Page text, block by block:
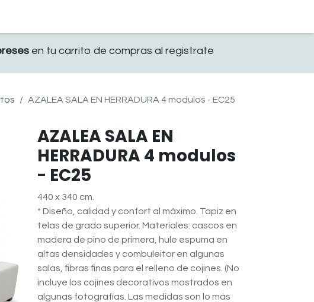
en tu carrito de compras al registrate
AZALEA SALA EN HERRADURA 4 modulos - EC25
AZALEA SALA EN
HERRADURA 4 modulos
- EC25
440 x 340 cm.
* Diseño, calidad y confort al máximo. Tapiz en
telas de grado superior. Materiales: cascos en
madera de pino de primera, hule espuma en
altas densidades y combuleitor en algunas
salas, fibras finas para el relleno de cojines. (No
incluye los cojines decorativos mostrados en
algunas fotografías. Las medidas son lo más